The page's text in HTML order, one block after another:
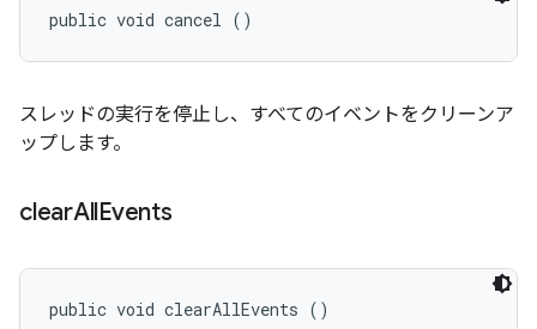
public void cancel ()
スレッドの実行を停止し、すべてのイベントをクリーンア
ップします。
clearAllEvents
public void clearAllEvents ()